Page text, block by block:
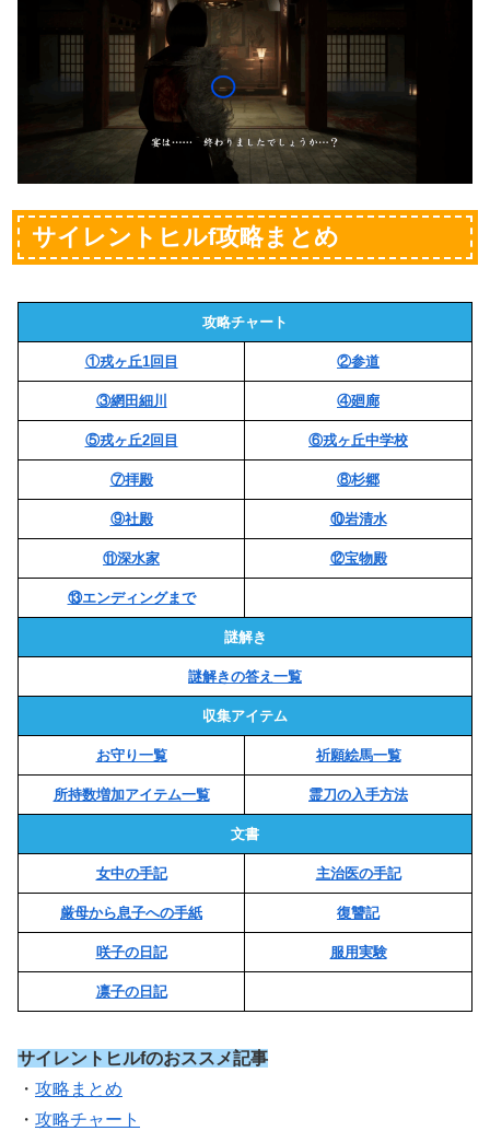
サイレントヒルf攻略まとめ
攻略チャート
①戎ヶ丘1回目 ②参道
③網田細川 ④廻廊
⑤戎ヶ丘2回目 ⑥戎ヶ丘中学校
⑦拝殿 ⑧杉郷
⑨社殿 ⑩岩清水
⑪深水家 ⑫宝物殿
⑬エンディングまで
謎解き
謎解きの答え一覧
収集アイテム
お守り一覧 祈願絵馬一覧
所持数増加アイテム一覧 霊刀の入手方法
文書
女中の手記 主治医の手記
厳母から息子への手紙 復讐記
咲子の日記 服用実験
凛子の日記
サイレントヒルfのおススメ記事
・ 攻略まとめ
・ 攻略チャート